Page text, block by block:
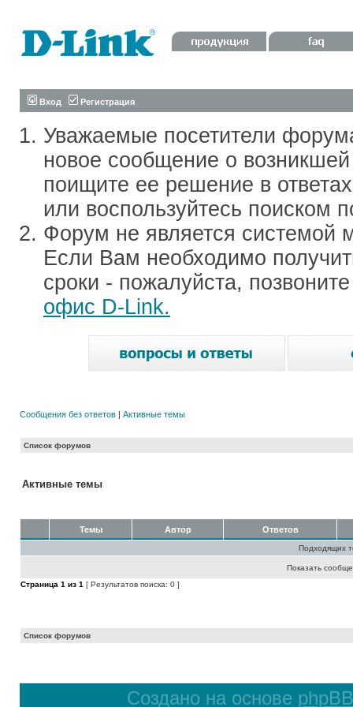
Вход Регистрация
Уважаемые посетители
новое сообщение о
поищите ее решение в
или воспользуйтесь поиском
Форум не является системой
Если Вам необходимо
сроки - пожалуйста,
офис D-Link.
Сообщения без ответов | Активные темы
Список форумов
Активные темы
Темы Автор Ответов
Подходящих
Показать
Страница 1 из 1 [ Результатов поиска: 0 ]
Список форумов
Создано на основе phpBB